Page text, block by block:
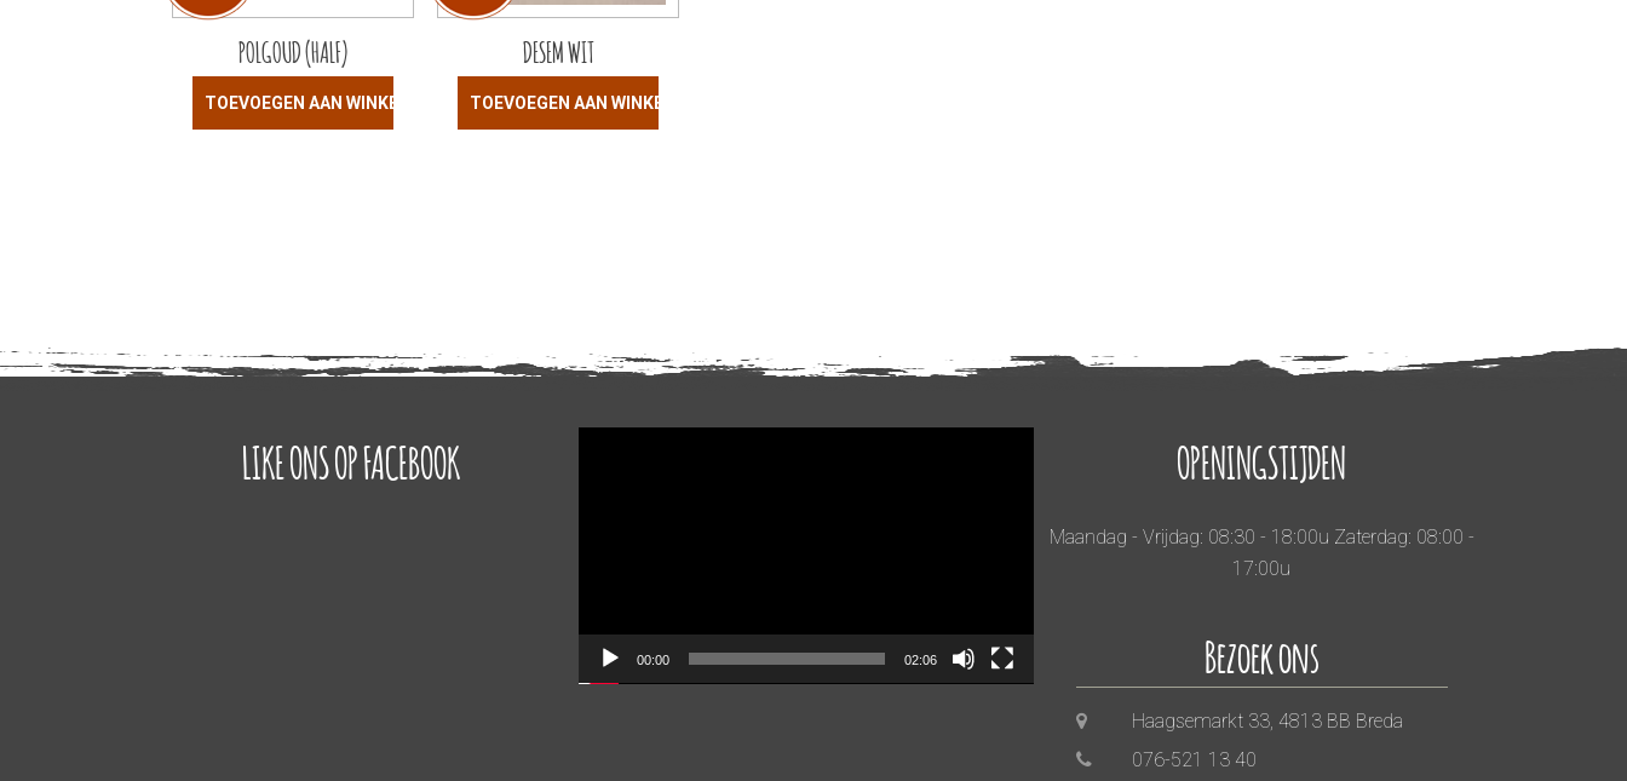
POLGOUD (HALF)
TOEVOEGEN AAN WINKELWAGEN
DESEM WIT
TOEVOEGEN AAN WINKELWAGEN
LIKE ONS OP FACEBOOK
00:00 02:06
OPENINGSTIJDEN
Maandag - Vrijdag: 08:30 - 18:00u Zaterdag: 08:00 -
17:00u
Bezoek ons
Haagsemarkt 33, 4813 BB Breda
076-521 13 40